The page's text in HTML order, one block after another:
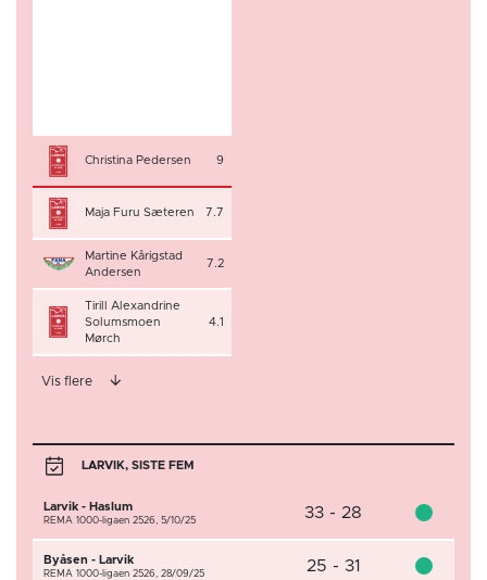
Christina Pedersen 9
Maja Furu Sæteren 7.7
Martine Kårigstad
Andersen
7.2
Tirill Alexandrine
Solumsmoen
Mørch
4.1
Vis flere
LARVIK, SISTE FEM
Larvik - Haslum
REMA 1000-ligaen 2526, 5/10/25 33 - 28
Byåsen - Larvik
REMA 1000-ligaen 2526, 28/09/25 25 - 31